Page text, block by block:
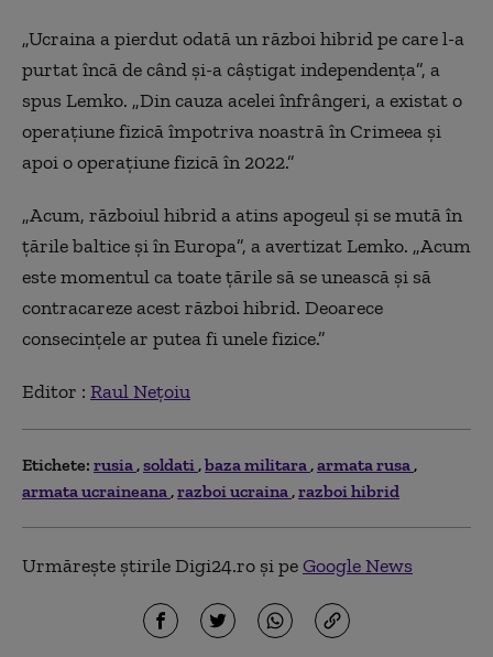
„Ucraina a pierdut odată un război hibrid pe care l-a
purtat încă de când și-a câștigat independența”, a
spus Lemko. „Din cauza acelei înfrângeri, a existat o
operațiune fizică împotriva noastră în Crimeea și
apoi o operațiune fizică în 2022.”
„Acum, războiul hibrid a atins apogeul și se mută în
țările baltice și în Europa”, a avertizat Lemko. „Acum
este momentul ca toate țările să se unească și să
contracareze acest război hibrid. Deoarece
consecințele ar putea fi unele fizice.”
Editor : Raul Nețoiu
Etichete: rusia soldati baza militara armata rusa
armata ucraineana razboi ucraina razboi hibrid
Urmărește știrile Digi24.ro și peGoogle News